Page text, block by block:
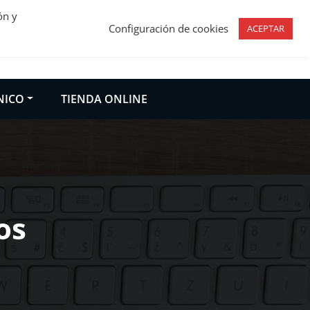
TIENDA ONLINE
y
Configuración de cookies ACEPTAR